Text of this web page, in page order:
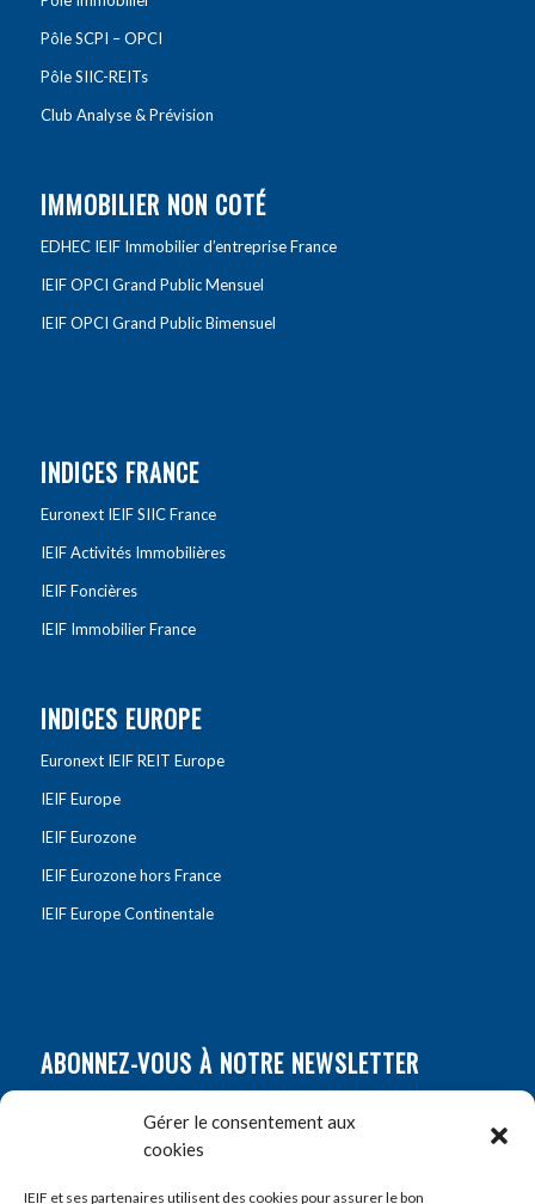
Gérer le consentement aux
cookies
IEIF et ses partenaires utilisent des cookies pour assurer le bon
Pôle SCPI – OPCI
Pôle SIIC-REITs
Club Analyse & Prévision
IMMOBILIER NON COTÉ
EDHEC IEIF Immobilier d’entreprise France
IEIF OPCI Grand Public Mensuel
IEIF OPCI Grand Public Bimensuel
INDICES FRANCE
Euronext IEIF SIIC France
IEIF Activités Immobilières
IEIF Foncières
IEIF Immobilier France
INDICES EUROPE
Euronext IEIF REIT Europe
IEIF Europe
IEIF Eurozone
IEIF Eurozone hors France
IEIF Europe Continentale
ABONNEZ-VOUS À NOTRE NEWSLETTER
Prénom*